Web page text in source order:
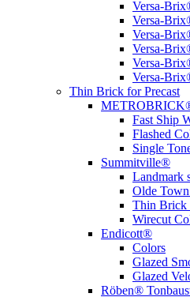
Versa-
Versa-
Versa-
Versa-
Versa-
Versa-
Thin Brick for Precast
Fast Ship
Flashed
Single
Summitville®
Landmark
Olde Town
Thin Brick
Wirecut
Endicott®
Colors
Glazed
Glazed
Röben®